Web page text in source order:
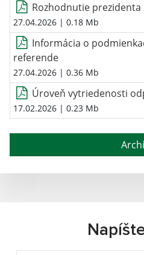
Rozhodnutie prezidenta
27.04.2026 | 0.18 Mb
Informácia o
referende
27.04.2026 | 0.36 Mb
Úroveň vytriedenosti
17.02.2026 | 0.23 Mb